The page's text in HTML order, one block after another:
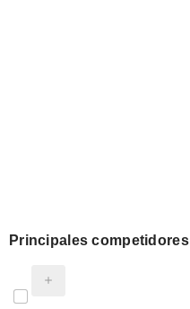
Principales competidores